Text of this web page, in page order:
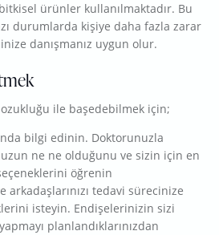
ürünler kullanılmaktadır. Bu
durumlarda kişiye daha fazla zarar
danışmanız uygun olur.
ile başedebilmek için;
bilgi edinin. Doktorunuzla
ne ne olduğunu ve sizin için en
öğrenin
arkadaşlarınızı tedavi sürecinize
isteyin. Endişelerinizin sizi
planlandıklarınızdan